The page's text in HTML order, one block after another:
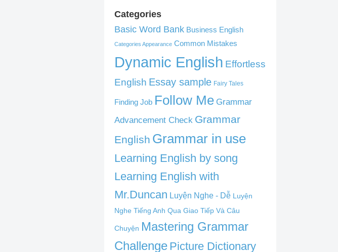
Categories
Basic Word Bank Business English
Categories Appearance Common Mistakes
Dynamic English Effortless
English Essay sample Fairy Tales
Finding Job Follow Me Grammar
Advancement Check Grammar
English Grammar in use
Learning English by song
Learning English with
Mr.Duncan Luyện Nghe - Dễ Luyện
Nghe Tiếng Anh Qua Giao Tiếp Và Câu
Chuyện Mastering Grammar
Challenge Picture Dictionary